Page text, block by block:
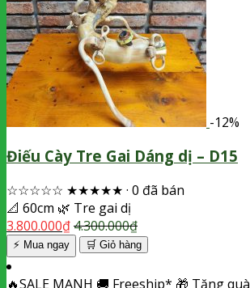
-12%
Điếu Cày Tre Gai Dáng dị – D15
☆☆☆☆☆ ★★★★★ · 0 đã bán
📐 60cm 🌿 Tre gai dị
3.800.000₫4.300.000₫
⚡ Mua ngay 🛒 Giỏ hàng
🔥SALE MẠNH 🚚 Freeship* 🎁 Tặng quà